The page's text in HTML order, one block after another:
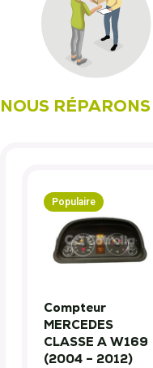
NOUS RÉPARONS
Populaire
Compteur
MERCEDES
CLASSE A W169
(2004 – 2012)